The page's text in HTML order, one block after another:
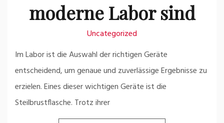
moderne Labor sind
Uncategorized
Im Labor ist die Auswahl der richtigen Geräte
entscheidend, um genaue und zuverlässige Ergebnisse zu
erzielen. Eines dieser wichtigen Geräte ist die
Steilbrustflasche. Trotz ihrer